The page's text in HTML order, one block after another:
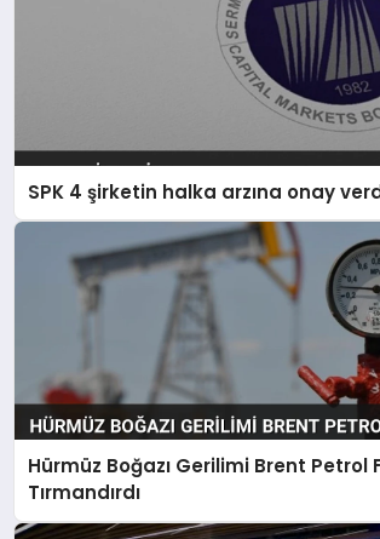
SPK 4 şirketin halka arzına onay
Hürmüz Boğazı Gerilimi Brent Petrol
Tırmandırdı